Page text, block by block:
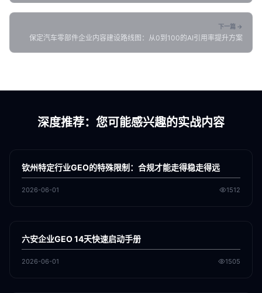
下一篇 →
保定汽车零部件企业内容建设路线图：从0到100的AI引用率提升方案
深度推荐：您可能感兴趣的实战内容
GEO
钦州特定行业GEO的特殊限制：合规才能走得稳走得远
2026-06-01 1512
GEO
六安企业GEO 14天快速启动手册
2026-06-01 1505